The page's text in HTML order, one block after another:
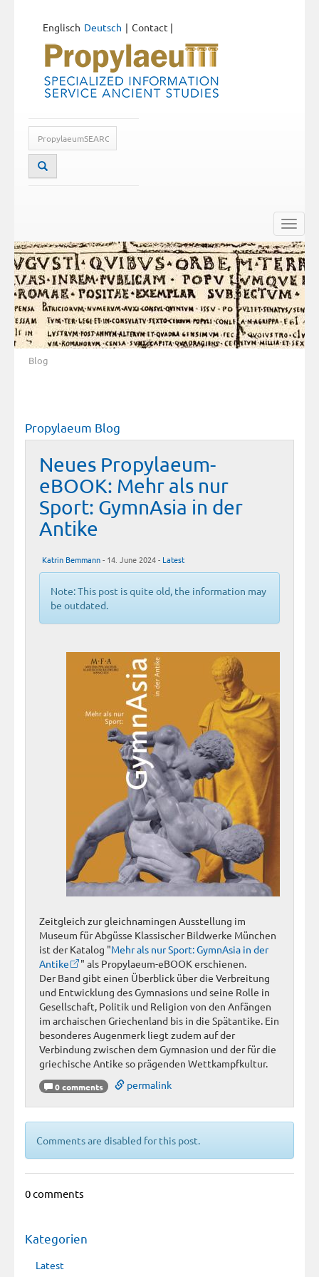
Deutsch
Englisch Contact |
Toggle
Blog
Propylaeum Blog
Neues Propylaeum-
eBOOK: Mehr als nur
Sport: GymnAsia in der
Antike
Katrin Bemmann- 14. June 2024 - Latest
Note: This post is quite old, the information may
be outdated.
Zeitgleich zur gleichnamingen Ausstellung im
Museum für Abgüsse Klassischer Bildwerke München
ist der Katalog "Mehr als nur Sport: GymnAsia in der
Antike
" als Propylaeum-eBOOK erschienen.
Der Band gibt einen Überblick über die Verbreitung
und Entwicklung des Gymnasions und seine Rolle in
Gesellschaft, Politik und Religion von den Anfängen
im archaischen Griechenland bis in die Spätantike. Ein
besonderes Augenmerk liegt zudem auf der
Verbindung zwischen dem Gymnasion und der für die
griechische Antike so prägenden Wettkampfkultur.
0 comments permalink
Comments are disabled for this post.
0 comments
Kategorien
Latest